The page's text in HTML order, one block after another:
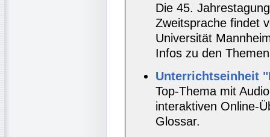
Die 45.
Zweitsprache findet
Universität
Infos zu den
Unterrichtseinheit
Top-Thema mit
interaktiven Online-
Glossar.